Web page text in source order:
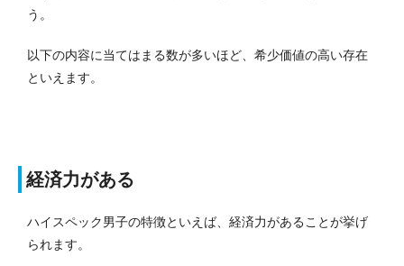
う。
以下の内容に当てはまる数が多いほど、希少価値の高い存在
といえます。
経済力がある
ハイスペック男子の特徴といえば、経済力があることが挙げ
られます。